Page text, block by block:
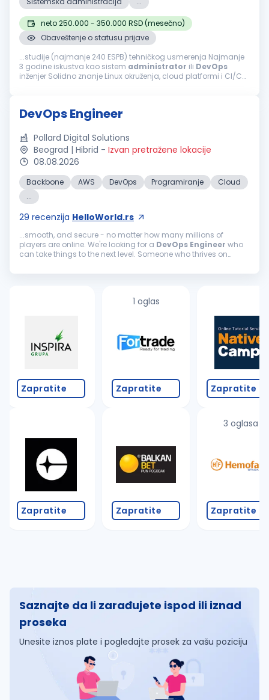
neto 250.000 - 350.000 RSD (mesečno)
Obaveštenje o statusu prijave
...studije (najmanje 240 ESPB) tehničkog usmerenja Najmanje
3 godine iskustva kao sistem administrator ili DevOps
inženjer Solidno znanje Linux okruženja, cloud platformi i CI/CD
DevOps Engineer
Pollard Digital Solutions
Beograd | Hibrid - Izvan pretražene lokacije
08.08.2026
Backbone AWS DevOps Programiranje
Cloud
...
29 recenzija HelloWorld.rs
...smooth, and secure - no matter how many millions of
players are online. We're looking for a DevOps Engineer who
can take things to the next level. Someone who thrives on
turn complex
Zapratite
Zapratite
1 oglas
Zapratite
Zapratite
Zapratite
3 oglasa
Zapratite
Saznajte da li zarađujete ispod ili iznad
proseka
Unesite iznos plate i pogledajte prosek za vašu poziciju